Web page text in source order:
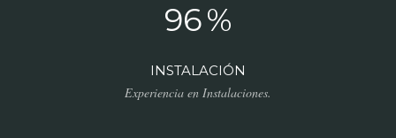
96%
INSTALACIÓN
Experiencia en Instalaciones.